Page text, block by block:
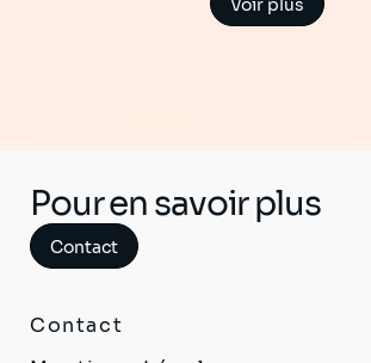
Voir plus
Pour en savoir plus
Contact
Contact